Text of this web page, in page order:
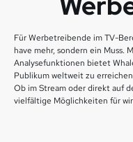
Für Werbetreibende im TV-
have mehr, sondern ein Muss.
Analysefunktionen bietet
Publikum weltweit zu
Ob im Stream oder direkt auf
vielfältige Möglichkeiten für